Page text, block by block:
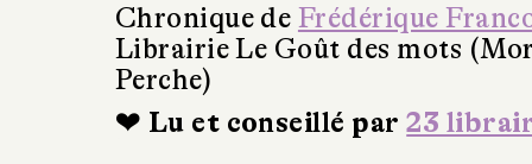
Chronique de Frédérique
Librairie Le Goût des mots
Perche)
❤ Lu et conseillé par23